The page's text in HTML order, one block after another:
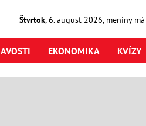
Štvrtok,6. august2026, meniny má
EKONOMIKA KVÍZY